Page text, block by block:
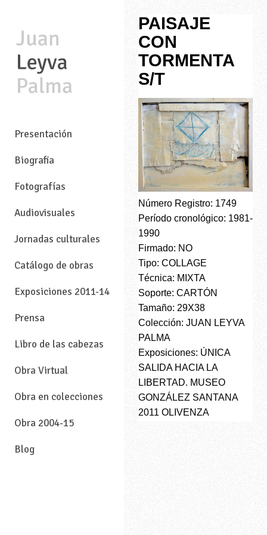
Presentación
Biografia
Fotografías
Audiovisuales
Jornadas culturales
Catálogo de obras
Exposiciones 2011-14
Prensa
Libro de las cabezas
Obra Virtual
Obra en colecciones
Obra 2004-15
Blog
PAISAJE
CON
TORMENTA
S/T
Número Registro: 1749
Período cronológico: 1981-
1990
Firmado: NO
Tipo: COLLAGE
Técnica: MIXTA
Soporte: CARTÓN
Tamaño: 29X38
Colección: JUAN LEYVA
PALMA
Exposiciones: ÚNICA
SALIDA HACIA LA
LIBERTAD. MUSEO
GONZÁLEZ SANTANA
2011 OLIVENZA